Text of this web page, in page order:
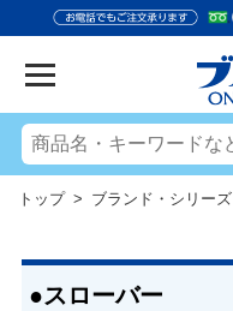
トップ> ブランド・シリーズ
●スローバー